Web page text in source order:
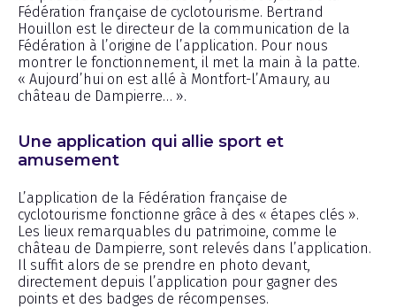
Fédération française de cyclotourisme. Bertrand
Houillon est le directeur de la communication de la
Fédération à l’origine de l’application. Pour nous
montrer le fonctionnement, il met la main à la patte.
« Aujourd’hui on est allé à Montfort-l’Amaury, au
château de Dampierre… ».
Une application qui allie sport et
amusement
L’application de la Fédération française de
cyclotourisme fonctionne grâce à des « étapes clés ».
Les lieux remarquables du patrimoine, comme le
château de Dampierre, sont relevés dans l’application.
Il suffit alors de se prendre en photo devant,
directement depuis l’application pour gagner des
points et des badges de récompenses.